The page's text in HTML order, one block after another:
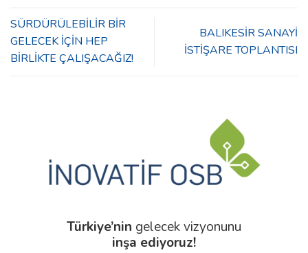
SÜRDÜRÜLEBİLİR BİR
GELECEK İÇİN HEP
BİRLİKTE ÇALIŞACAĞIZ!
BALIKESİR SANAYİ
İSTİŞARE TOPLANTISI
Türkiye’nin gelecek vizyonunu
inşa ediyoruz!